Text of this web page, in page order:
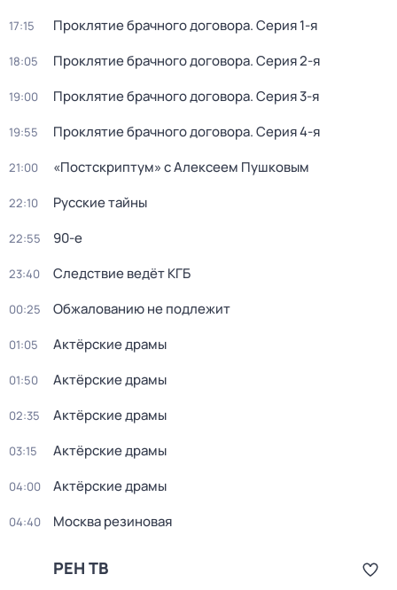
17:15 Проклятие брачного договора. Серия 1-я
18:05 Проклятие брачного договора. Серия 2-я
19:00 Проклятие брачного договора. Серия 3-я
19:55 Проклятие брачного договора. Серия 4-я
21:00 «Постскриптум» с Алексеем Пушковым
22:10 Русские тайны
22:55 90-е
23:40 Следствие ведёт КГБ
00:25 Обжалованию не подлежит
01:05 Актёрские драмы
01:50 Актёрские драмы
02:35 Актёрские драмы
03:15 Актёрские драмы
04:00 Актёрские драмы
04:40 Москва резиновая
РЕН ТВ